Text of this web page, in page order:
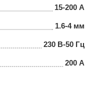
15-200 А
1.6-4 мм
230 В-50 Гц
200 А